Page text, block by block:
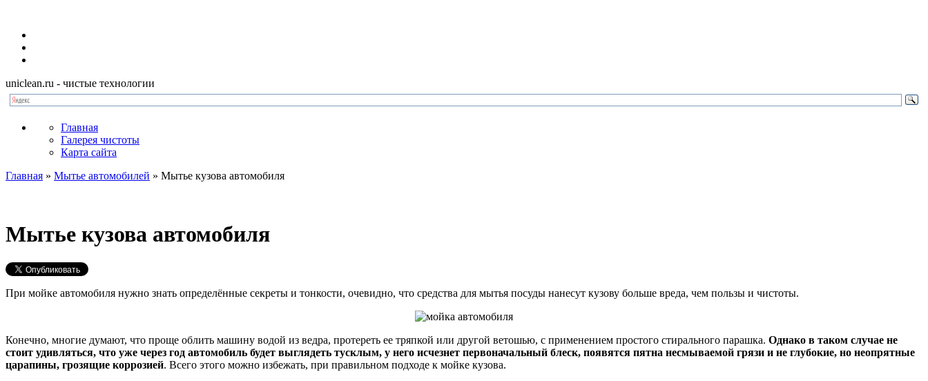
uniclean.ru - чистые технологии
Главная
Галерея чистоты
Карта сайта
Главная » Мытье автомобилей » Мытье кузова автомобиля
Мытье кузова автомобиля
При мойке автомобиля нужно знать определённые секреты и тонкости, очевидно, что средства для мытья посуды нанесут кузову больше вреда, чем пользы и чистоты.
Конечно, многие думают, что проще облить машину водой из ведра, протереть ее тряпкой или другой ветошью, с применением простого стирального парашка. Однако в таком случае не
стоит удивляться, что уже через год автомобиль будет выглядеть тусклым, у него исчезнет первоначальный блеск, появятся пятна несмываемой грязи и не глубокие, но неопрятные
царапины, грозящие коррозией. Всего этого можно избежать, при правильном подходе к мойке кузова.